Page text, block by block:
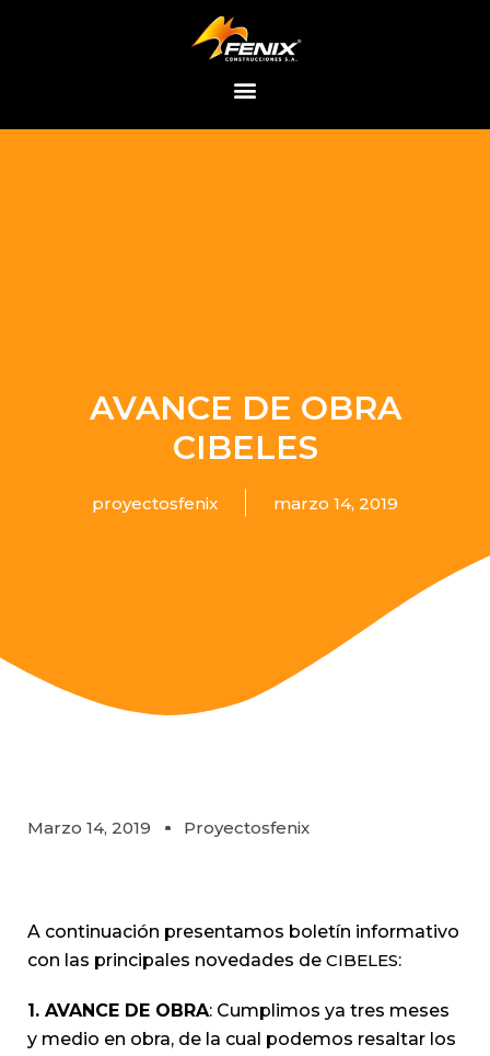
AVANCE DE OBRA
CIBELES
proyectosfenix marzo 14, 2019
Marzo 14, 2019 Proyectosfenix
A continuación presentamos boletín informativo
con las principales novedades de CIBELES:
1. AVANCE DE OBRA: Cumplimos ya tres meses
y medio en obra, de la cual podemos resaltar los